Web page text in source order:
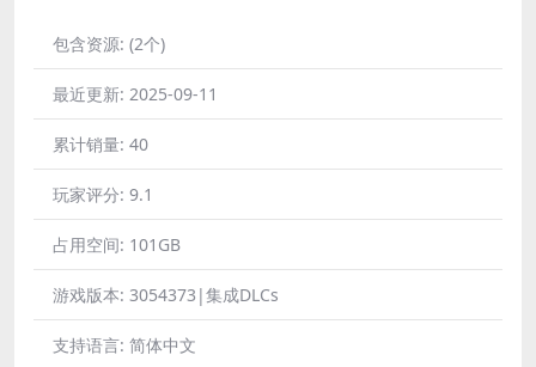
包含资源: (2个)
最近更新: 2025-09-11
累计销量: 40
玩家评分: 9.1
占用空间: 101GB
游戏版本: 3054373|集成DLCs
支持语言: 简体中文